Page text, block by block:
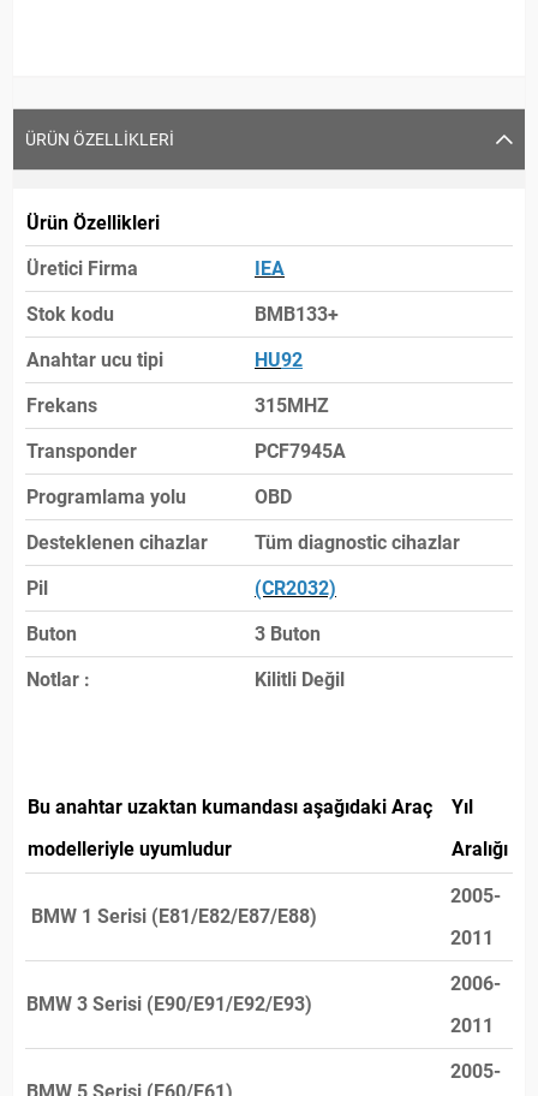
ÜRÜN ÖZELLIKLERI
Ürün Özellikleri
Üretici Firma
IEA
Stok kodu
BMB133+
Anahtar ucu tipi
HU92
Frekans
315MHZ
Transponder
PCF7945A
Programlama yolu
OBD
Desteklenen cihazlar
Tüm diagnostic cihazlar
Pil
(CR2032)
Buton
3 Buton
Notlar :
Kilitli Değil
Bu anahtar uzaktan kumandası aşağıdaki Araç
modelleriyle uyumludur
Yıl
Aralığı
BMW 1 Serisi (E81/E82/E87/E88)
2005-
2011
BMW 3 Serisi (E90/E91/E92/E93)
2006-
2011
2005-